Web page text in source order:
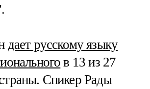
дает русскому языку
в 13 из 27
Спикер Рады